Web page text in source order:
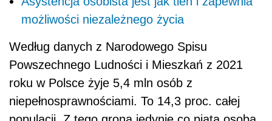
możliwości niezależnego życia
Według danych z Narodowego Spisu
Powszechnego Ludności i Mieszkań z 2021
roku w Polsce żyje 5,4 mln osób z
niepełnosprawnościami. To 14,3 proc. całej